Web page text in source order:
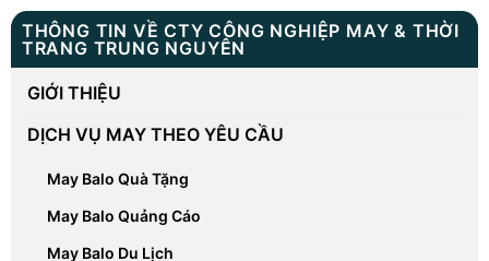
THÔNG TIN VỀ CTY CÔNG NGHIỆP MAY & THỜI
TRANG TRUNG NGUYÊN
GIỚI THIỆU
DỊCH VỤ MAY THEO YÊU CẦU
May Balo Quà Tặng
May Balo Quảng Cáo
May Balo Du Lịch